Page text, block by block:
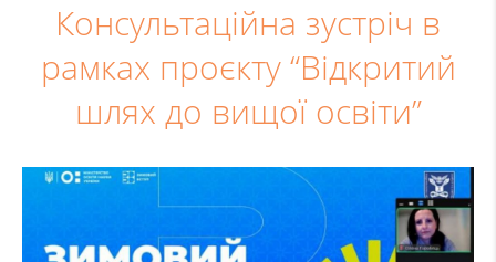
Консультаційна зустріч в
рамках проєкту “Відкритий
шлях до вищої освіти”